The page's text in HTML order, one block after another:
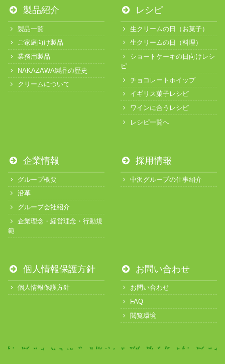
製品紹介
製品一覧
ご家庭向け製品
業務用製品
NAKAZAWA製品の歴史
クリームについて
レシピ
生クリームの日（お菓子）
生クリームの日（料理）
ショートケーキの日向けレシ
ピ
チョコレートホイップ
イギリス菓子レシピ
ワインに合うレシピ
レシピ一覧へ
企業情報
グループ概要
沿革
グループ会社紹介
企業理念・経営理念・行動規
範
採用情報
中沢グループの仕事紹介
個人情報保護方針
個人情報保護方針
お問い合わせ
お問い合わせ
FAQ
閲覧環境